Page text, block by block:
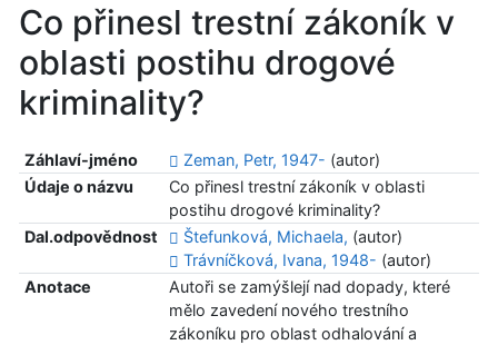
Co přinesl trestní zákoník v
oblasti postihu drogové
kriminality?
Záhlaví-jméno Zeman, Petr, 1947- (autor)
Údaje o názvu
Co přinesl trestní zákoník v oblasti
postihu drogové kriminality?
Dal.odpovědnost
Štefunková, Michaela, (autor)
Trávníčková, Ivana, 1948- (autor)
Anotace
Autoři se zamýšlejí nad dopady, které
mělo zavedení nového trestního
zákoníku pro oblast odhalování a